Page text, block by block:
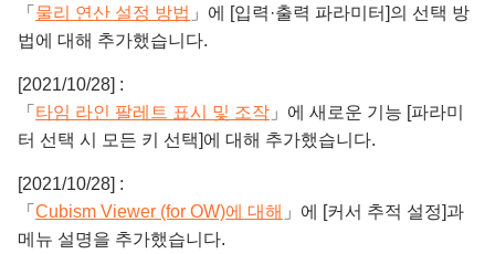
「 물리 연산 설정 방법 」에 [입력·출력 파라미터]의 선택 방
법에 대해 추가했습니다.
[2021/10/28] :
「 타임 라인 팔레트 표시 및 조작 」에 새로운 기능 [파라미
터 선택 시 모든 키 선택]에 대해 추가했습니다.
[2021/10/28] :
「 Cubism Viewer (for OW)에 대해 」에 [커서 추적 설정]과
메뉴 설명을 추가했습니다.